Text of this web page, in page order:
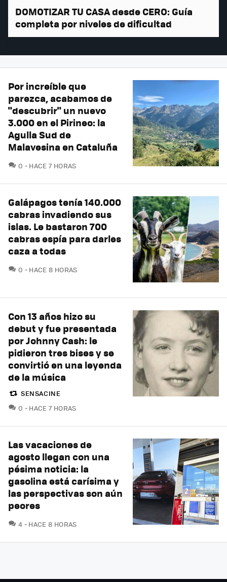
DOMOTIZAR TU CASA desde CERO: Guía
completa por niveles de dificultad
Por increíble que
parezca, acabamos de
"descubrir" un nuevo
3.000 en el Pirineo: la
Agulla Sud de
Malavesina en Cataluña
0 COMENTARIOS
HACE 7 HORAS
Galápagos tenía 140.000
cabras invadiendo sus
islas. Le bastaron 700
cabras espía para darles
caza a todas
0 COMENTARIOS
HACE 8 HORAS
Con 13 años hizo su
debut y fue presentada
por Johnny Cash: le
pidieron tres bises y se
convirtió en una leyenda
de la música
SENSACINE
0 COMENTARIOS
HACE 7 HORAS
Las vacaciones de
agosto llegan con una
pésima noticia: la
gasolina está carísima y
las perspectivas son aún
peores
4 COMENTARIOS
HACE 8 HORAS